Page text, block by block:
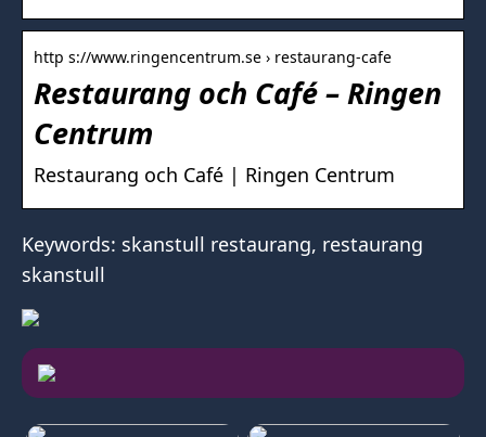
http s://www.ringencentrum.se › restaurang-cafe
Restaurang och Café – Ringen
Centrum
Restaurang och Café | Ringen Centrum
Keywords: skanstull restaurang, restaurang
skanstull